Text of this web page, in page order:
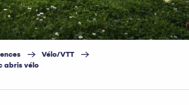
Vélo/VTT
abris vélo